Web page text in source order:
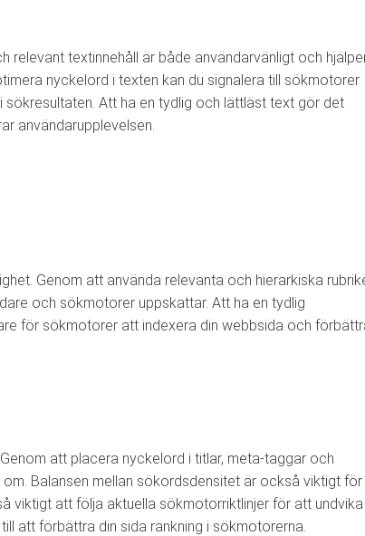
relevant textinnehåll är både användarvänligt och
nyckelord i texten kan du signalera till sökmotorer
Att ha en tydlig och lättläst text gör det
användarupplevelsen.
Genom att använda relevanta och hierarkiska
och sökmotorer uppskattar. Att ha en tydlig
för sökmotorer att indexera din webbsida och
att placera nyckelord i titlar, meta-taggar och
Balansen mellan sökordsdensitet är också viktigt för
viktigt att följa aktuella sökmotorriktlinjer för att undvika
att förbättra din sida rankning i sökmotorerna.
/ hemsidan